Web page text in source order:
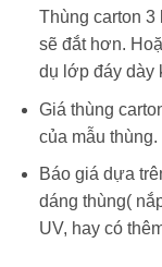
Thùng carton
sẽ đắt hơn.
dụ lớp đáy dày
Giá thùng
của mẫu thùng.
Báo giá dựa
dáng thùng(
UV, hay có